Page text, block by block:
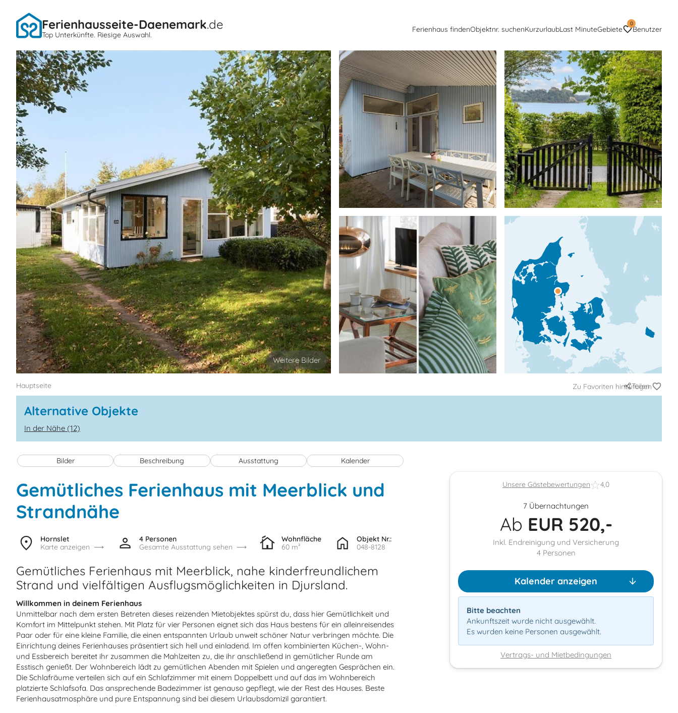
Ferienhausseite-Daenemark.de
Top Unterkünfte. Riesige Auswahl.
Ferienhaus findenObjektnr. suchenKurzurlaubLast MinuteGebiete
0
Benutzer
Hauptseite Zu Favoriten hinzufügen
Teilen
Alternative Objekte
In der Nähe (12)
Bilder Beschreibung Ausstattung Kalender
Gemütliches Ferienhaus mit Meerblick und
Strandnähe
Hornslet
Karte anzeigen
4 Personen
Gesamte Ausstattung sehen
Wohnfläche
60 m²
Objekt Nr.:
048-8128
Gemütliches Ferienhaus mit Meerblick, nahe kinderfreundlichem
Strand und vielfältigen Ausflugsmöglichkeiten in Djursland.
Willkommen in deinem Ferienhaus
Unmittelbar nach dem ersten Betreten dieses reizenden Mietobjektes spürst du, dass hier Gemütlichkeit und
Komfort im Mittelpunkt stehen. Mit Platz für vier Personen eignet sich das Haus bestens für ein alleinreisendes
Paar oder für eine kleine Familie, die einen entspannten Urlaub unweit schöner Natur verbringen möchte. Die
Einrichtung deines Ferienhauses präsentiert sich hell und einladend. Im offen kombinierten Küchen-, Wohn-
und Essbereich bereitet ihr zusammen die Mahlzeiten zu, die ihr anschließend in gemütlicher Runde am
Esstisch genießt. Der Wohnbereich lädt zu gemütlichen Abenden mit Spielen und angeregten Gesprächen ein.
Die Schlafräume verteilen sich auf ein Schlafzimmer mit einem Doppelbett und auf das im Wohnbereich
platzierte Schlafsofa. Das ansprechende Badezimmer ist genauso gepflegt, wie der Rest des Hauses. Beste
Ferienhausatmosphäre und pure Entspannung sind bei diesem Urlaubsdomizil garantiert.
Unsere Gästebewertungen 4,0
7 Übernachtungen
Ab EUR 520,-
Inkl. Endreinigung und Versicherung
4 Personen
Kalender anzeigen
Bitte beachten
Ankunftszeit wurde nicht ausgewählt.
Es wurden keine Personen ausgewählt.
Vertrags- und Mietbedingungen